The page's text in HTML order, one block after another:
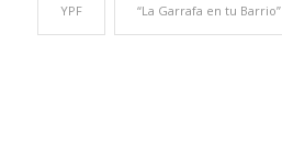
YPF “La Garrafa en tu Barrio”